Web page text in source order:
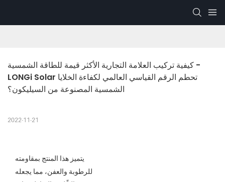
كيفية تركيب العلامة التجارية الأكثر قيمة للطاقة الشمسية -
LONGi Solar تحطم الرقم القياسي العالمي لكفاءة الخلايا
الشمسية المصنوعة من السيليكون؟
2022-11-21
يتميز هذا المنتج بمقاومته
للرطوبة والعفن، مما يجعله